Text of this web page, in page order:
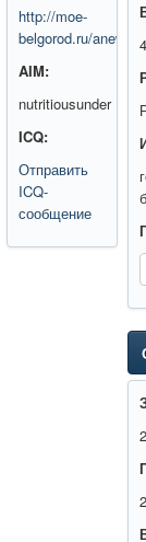
http://moe-
belgorod.ru/anews/
AIM:
nutritiousunder
ICQ:
Отправить
ICQ-
сообщение